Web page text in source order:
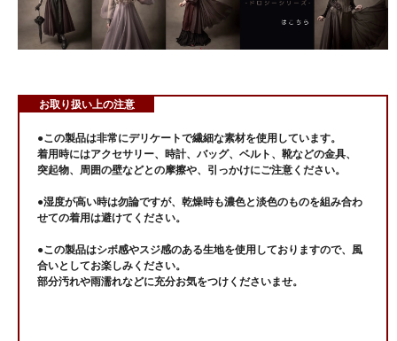
お取り扱い上の注意
●この製品は非常にデリケートで繊細な素材を使用しています。
着用時にはアクセサリー、時計、バッグ、ベルト、靴などの金具、
突起物、周囲の壁などとの摩擦や、引っかけにご注意ください。
●湿度が高い時は勿論ですが、乾燥時も濃色と淡色のものを組み合わ
せての着用は避けてください。
●この製品はシボ感やスジ感のある生地を使用しておりますので、風
合いとしてお楽しみください。
部分汚れや雨濡れなどに充分お気をつけくださいませ。